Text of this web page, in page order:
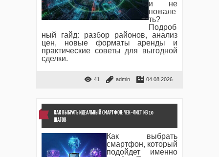
и не
пожале
ть?
Подроб
ный гайд: разбор районов, анализ
цен, новые форматы аренды и
практические советы для выгодной
сделки.
41 admin 04.08.2026
КАК ВЫБРАТЬ ИДЕАЛЬНЫЙ СМАРТФОН: ЧЕК–ЛИСТ ИЗ 10
ШАГОВ
Как выбрать
смартфон, который
подойдет именно